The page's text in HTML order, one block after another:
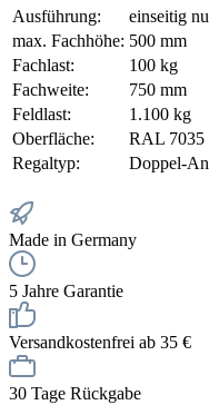
Ausführung:
einseitig
max. Fachhöhe: 500 mm
Fachlast:
100 kg
Fachweite:
750 mm
Feldlast:
1.100 kg
Oberfläche:
RAL 7035
Regaltyp:
Doppel-
Made in Germany
5 Jahre Garantie
Versandkostenfrei ab 35 €
30 Tage Rückgabe